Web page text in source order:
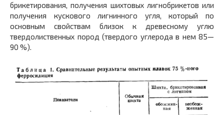
брикетирования, получения шихтовых лигнобрикетов или
получения кускового лигнинного угля, который по
основным свойствам близок к древесному углю
твердолиственных пород (твердого углерода в нем 85—
90 %).